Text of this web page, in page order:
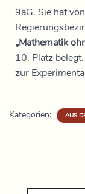
9aG. Sie hat
„Mathematik
10. Platz
zur
Kategorien: AUS